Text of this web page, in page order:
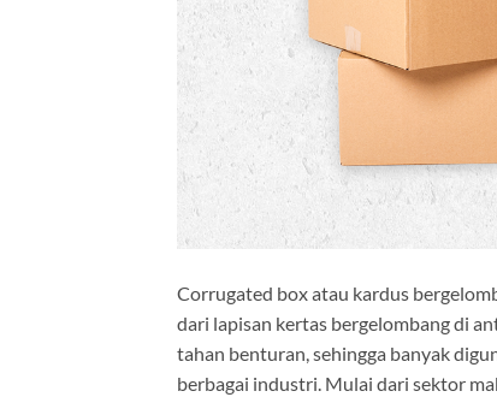
Corrugated box atau kardus
dari lapisan kertas bergelombang di
tahan benturan, sehingga banyak
berbagai industri. Mulai dari sektor